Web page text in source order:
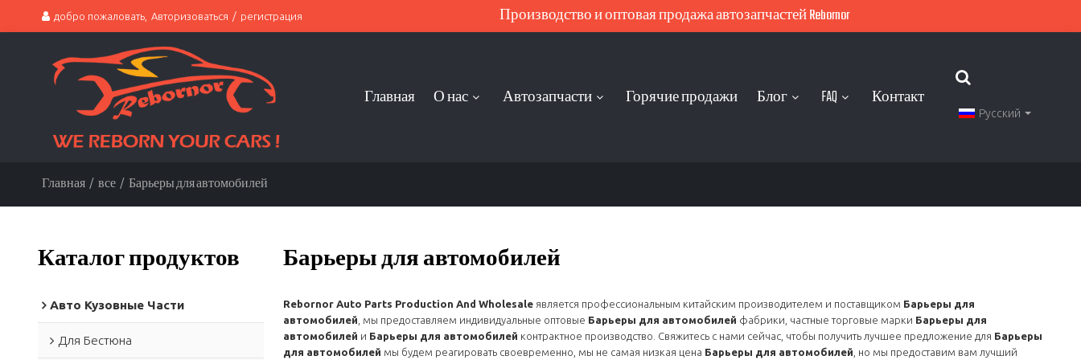
добро пожаловать, Авторизоваться / регистрация Производство и оптовая продажа автозапчастей Rebornor
Главная О нас Автозапчасти Горячие продажи Блог FAQ Контакт
Русский
Главная / все / Барьеры для автомобилей
Каталог продуктов
Авто Кузовные Части
Для Бестюна
Барьеры для автомобилей
Rebornor Auto Parts Production And Wholesaleявляется профессиональным китайским производителем и поставщиком Барьеры для
автомобилей , мы предоставляем индивидуальные оптовые Барьеры для автомобилей фабрики, частные торговые марки Барьеры для
автомобилей и Барьеры для автомобилей контрактное производство. Свяжитесь с нами сейчас, чтобы получить лучшее предложение для Барьеры
для автомобилей мы будем реагировать своевременно, мы не самая низкая цена Барьеры для автомобилей , но мы предоставим вам лучший